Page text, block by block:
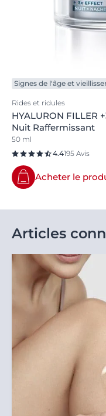
Signes de l'âge et
Rides et ridules
HYALURON FILLER
Nuit Raffermissant
50 ml
4.4195 Avis
Acheter le
Articles